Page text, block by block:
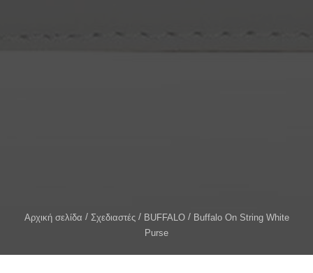
Αρχική σελίδα Σχεδιαστές BUFFALO
Buffalo On String White
Purse